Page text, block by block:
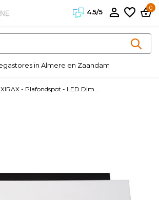
4.5/5
0
in Almere en Zaandam
XIRAX - Plafondspot - LED Dim ...